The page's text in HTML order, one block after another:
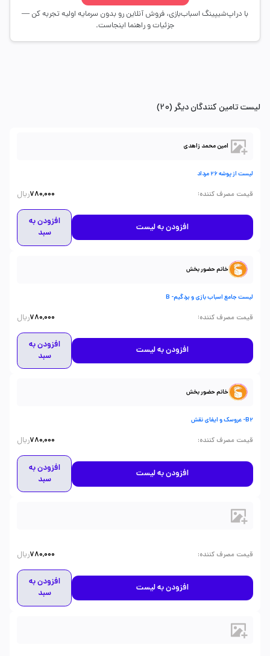
با دراپ‌شیپینگ اسباب‌بازی، فروش آنلاین رو بدون سرمایه اولیه تجربه کن —
جزئیات و راهنما اینجاست.
لیست تامین کنندگان دیگر (20)
امین محمد زاهدی
لیست از پوشه 26 مرداد
قیمت مصرف کننده:
780,000ریال
افزودن به لیست
افزودن به
سبد
خانم حضور بخش
لیست جامع اسباب بازی و بردگیم- B
قیمت مصرف کننده:
780,000ریال
افزودن به لیست
افزودن به
سبد
خانم حضور بخش
B2- عروسک و ایفای نقش
قیمت مصرف کننده:
780,000ریال
افزودن به لیست
افزودن به
سبد
قیمت مصرف کننده:
780,000ریال
افزودن به لیست
افزودن به
سبد